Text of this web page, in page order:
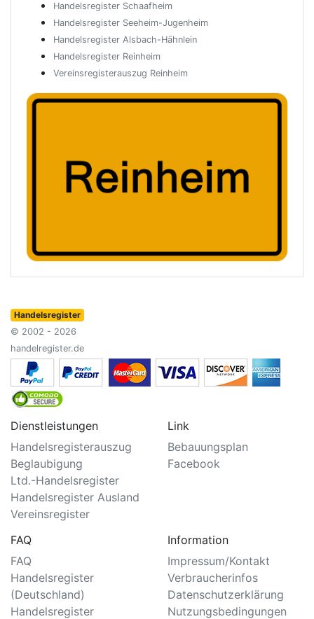
Handelsregister Schaafheim
Handelsregister Seeheim-Jugenheim
Handelsregister Alsbach-Hähnlein
Handelsregister Reinheim
Vereinsregisterauszug Reinheim
Handelsregister
© 2002 - 2026
handelregister.de
Dienstleistungen
Handelsregisterauszug
Beglaubigung
Ltd.-Handelsregister
Handelsregister Ausland
Vereinsregister
Link
Bebauungsplan
Facebook
FAQ
FAQ
Handelsregister
(Deutschland)
Handelsregister
Information
Impressum/Kontakt
Verbraucherinfos
Datenschutzerklärung
Nutzungsbedingungen